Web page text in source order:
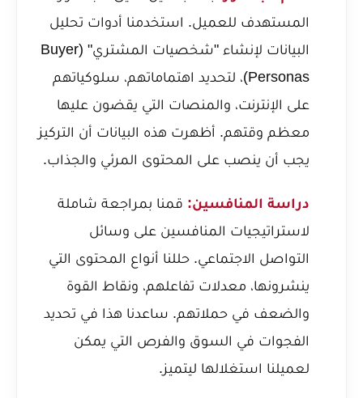
المستهدف للعميل. استخدمنا أدوات تحليل
البيانات لإنشاء "شخصيات المشتري" (Buyer
Personas)، لتحديد اهتماماتهم، سلوكياتهم
على الإنترنت، والمنصات التي يقضون عليها
معظم وقتهم. أظهرت هذه البيانات أن التركيز
يجب أن ينصب على المحتوى المرئي والجذاب.
دراسة المنافسين: قمنا بمراجعة شاملة
لاستراتيجيات المنافسين على وسائل
التواصل الاجتماعي. حللنا أنواع المحتوى التي
ينشرونها، معدلات تفاعلهم، ونقاط القوة
والضعف في حملاتهم. ساعدنا هذا في تحديد
الفجوات في السوق والفرص التي يمكن
لعميلنا استغلالها ليتميز.